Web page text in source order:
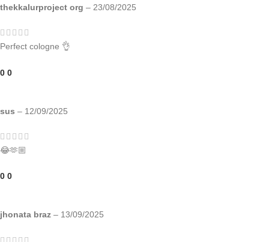
thekkalurproject org – 23/08/2025
Perfect cologne 👌
0 0
sus – 12/09/2025
😂🫶🏼
0 0
jhonata braz – 13/09/2025